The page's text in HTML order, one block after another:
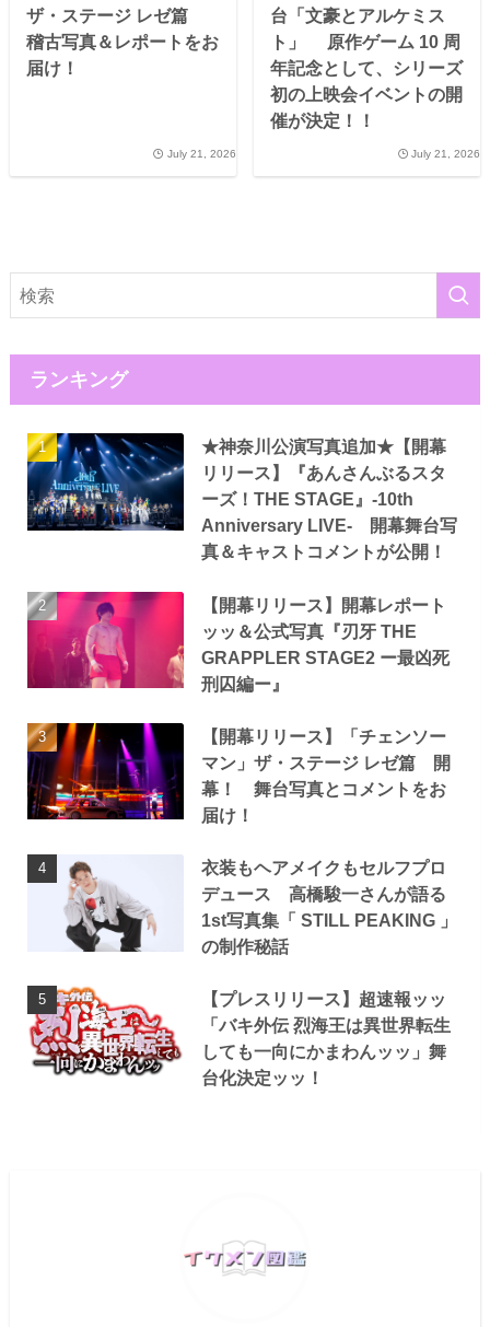
ザ・ステージ レゼ篇
稽古写真＆レポートをお
届け！
July 21, 2026
台「文豪とアルケミス
ト」 原作ゲーム 10 周
年記念として、シリーズ
初の上映会イベントの開
催が決定！！
July 21, 2026
ランキング
★神奈川公演写真追加★【開幕
リリース】『あんさんぶるスタ
ーズ！THE STAGE』-10th
Anniversary LIVE- 開幕舞台写
真＆キャストコメントが公開！
【開幕リリース】開幕レポート
ッッ＆公式写真『刃牙 THE
GRAPPLER STAGE2 ー最凶死
刑囚編ー』
【開幕リリース】「チェンソー
マン」ザ・ステージ レゼ篇 開
幕！ 舞台写真とコメントをお
届け！
衣装もヘアメイクもセルフプロ
デュース 高橋駿一さんが語る
1st写真集「 STILL PEAKING 」
の制作秘話
【プレスリリース】超速報ッッ
「バキ外伝 烈海王は異世界転生
しても一向にかまわんッッ」舞
台化決定ッッ！